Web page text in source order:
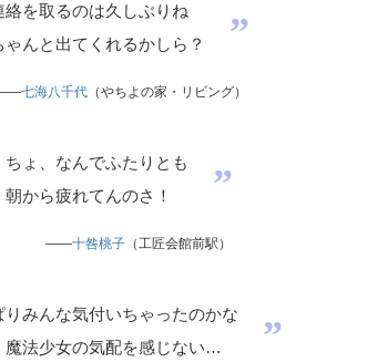
絡を取るのは久しぶりね
ゃんと出てくれるかしら？
”
七海八千代（やちよの家・リビング）
ちょ、なんでふたりとも
朝から疲れてんのさ！
”
——十咎桃子（工匠会館前駅）
りみんな気付いちゃったのかな
魔法少女の気配を感じない…
”